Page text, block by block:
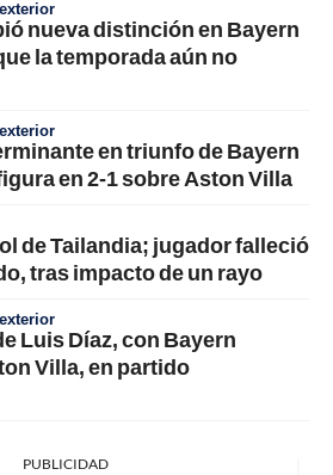
nueva distinción en Bayern
la temporada aún no
en triunfo de Bayern
en 2-1 sobre Aston Villa
de Tailandia; jugador falleció
tras impacto de un rayo
Luis Díaz, con Bayern
Villa, en partido
PUBLICIDAD